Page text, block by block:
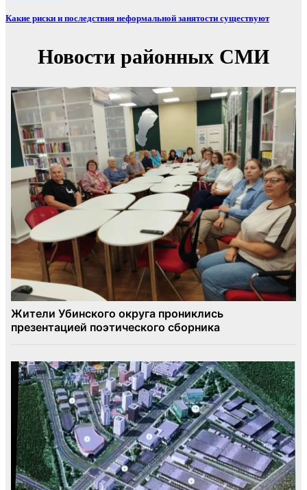
Какие риски и последствия неформальной занятости существуют